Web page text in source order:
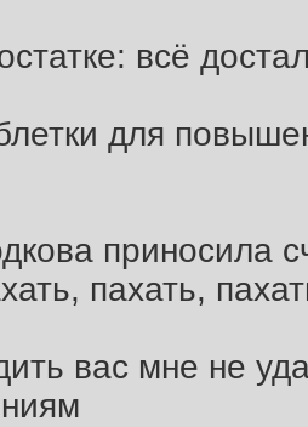
всё
для
приносила
пахать,
вас мне не